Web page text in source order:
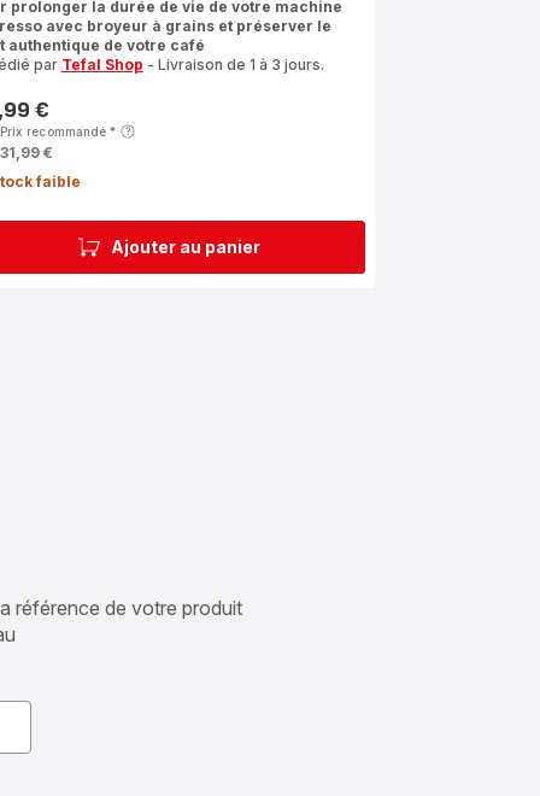
Ajouter au panier
prolonger la durée de vie de votre machine
avec broyeur à grains et préserver le
authentique de votre café
par Tefal Shop - Livraison de 1 à 3 jours.
€
Prix recommandé*
31,99 €
faible
référence de votre produit